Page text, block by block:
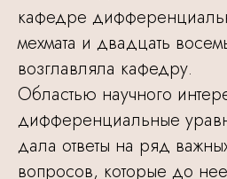
кафедре
мехмата и двадцать
возглавляла кафедру.
Областью научного
дифференциальные
дала ответы на ряд
вопросов, которые до